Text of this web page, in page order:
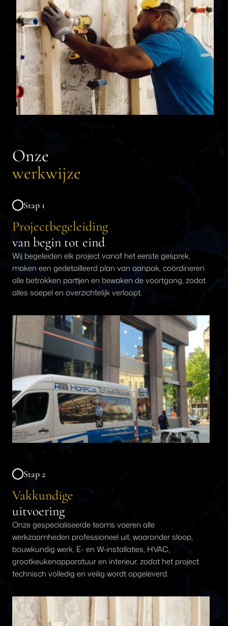
Onze
werkwijze
Projectbegeleiding
van begin tot eind
Wij begeleiden elk project vanaf het eerste gesprek,
maken een gedetailleerd plan van aanpak, coördineren
alle betrokken partijen en bewaken de voortgang, zodat
alles soepel en overzichtelijk verloopt.
Stap 1
Vakkundige
uitvoering
Onze gespecialiseerde teams voeren alle
werkzaamheden professioneel uit, waaronder sloop,
bouwkundig werk, E- en W-installaties, HVAC,
grootkeukenapparatuur en interieur, zodat het project
technisch volledig en veilig wordt opgeleverd.
Stap 2